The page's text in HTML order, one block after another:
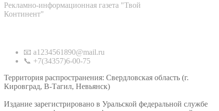
Рекламно-информационная газета "Твой
Континент"
📧 a1234561890@mail.ru
📞 +7(34357)6-00-75
Территория распространения: Свердловская область (г.
Кировград, В-Тагил, Невьянск)
Издание зарегистрировано в Уральской федеральной службе